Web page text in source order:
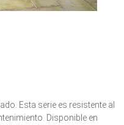
Esta serie es resistente al
Disponible en